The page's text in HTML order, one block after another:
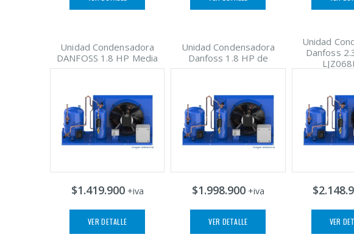
Unidad Condensadora
DANFOSS 1.8 HP Media
$1.419.900+iva
VER DETALLE
Unidad Condensadora
Danfoss 1.8 HP de
$1.998.900+iva
VER DETALLE
Unidad
Danfoss
VER